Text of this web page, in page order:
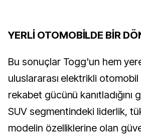
YERLİ OTOMOBİLDE BİR
Bu sonuçlar Togg'un hem
uluslararası elektrikli otomobil
rekabet gücünü
SUV segmentindeki liderlik,
modelin özelliklerine olan